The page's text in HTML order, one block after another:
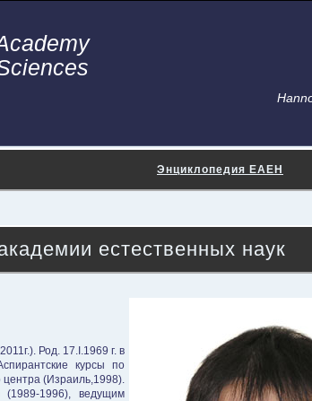
Энциклопедия ЕАЕН
естественных наук
Род. 17.I.1969 г. в
курсы по
центра (Израиль,1998).
(1989-1996), ведущим